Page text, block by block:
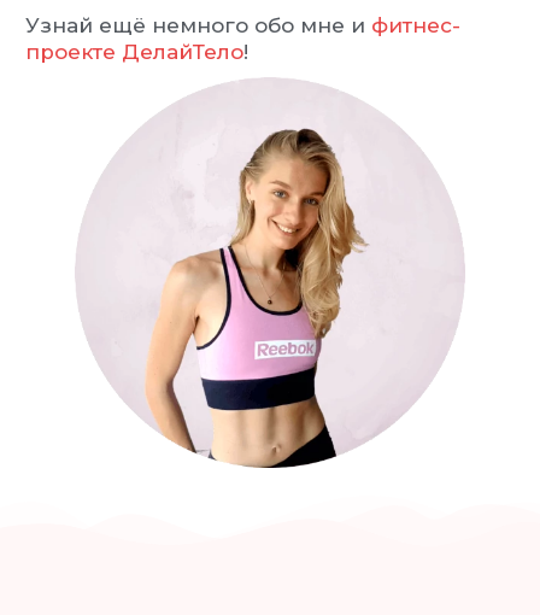
Узнай ещё немного обо мне и фитнес-
проекте ДелайТело!